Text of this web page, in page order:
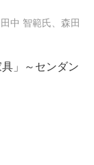
中 智範氏、森田
」～センダン